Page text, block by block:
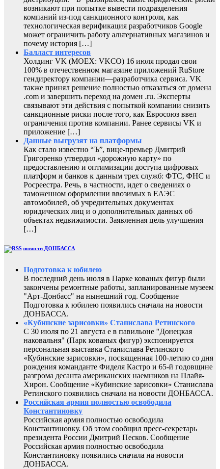
возникают при попытке вывести подразделения
компаний из-под санкционного контроля, как
технологическая верификация разработчиков Google
может ограничить работу альтернативных магазинов и
почему история […]
Балласт интересов
Холдинг VK (MOEX: VKCO) 16 июля продал свои
100% в отечественном магазине приложений RuStore
гендиректору компании—разработчика сервиса. VK
также принял решение полностью отказаться от домена
.com и завершить переход на домен .ru. Эксперты
связывают эти действия с попыткой компании снизить
санкционные риски после того, как Евросоюз ввел
ограничения против компании. Ранее сервисы VK и
приложение […]
Данные выгрузят на платформы
Как стало известно “Ъ”, вице-премьер Дмитрий
Григоренко утвердил «дорожную карту» по
предоставлению и оптимизации доступа цифровых
платформ и банков к данным трех служб: ФТС, ФНС и
Росреестра. Речь, в частности, идет о сведениях о
таможенном оформлении ввозимых в ЕАЭС
автомобилей, об учредительных документах
юридических лиц и о дополнительных данных об
объектах недвижимости. Заявленная цель улучшения
[…]
новости ДОНБАССА
Подготовка к юбилею
В последний день июля в Парке кованых фигур были
закончены ремонтные работы, запланированные музеем
"Арт-Донбасс" на нынешний год. Сообщение
Подготовка к юбилею появились сначала на новости
ДОНБАССА.
«Кубинские зарисовки» Станислава Ретинского
С 30 июля по 21 августа е в павильоне "Донецкая
наковальня" (Парк кованых фигур) экспонируется
персональная выставка Станислава Ретинского
«Кубинские зарисовки», посвященная 100-летию со дня
рождения команданте Фиделя Кастро и 65-й годовщине
разгрома десанта американских наемников на Плайя-
Хирон. Сообщение «Кубинские зарисовки» Станислава
Ретинского появились сначала на новости ДОНБАССА.
Российская армия полностью освободила
Константиновку
Российская армия полностью освободила
Константиновку. Об этом сообщил пресс-секретарь
президента России Дмитрий Песков. Сообщение
Российская армия полностью освободила
Константиновку появились сначала на новости
ДОНБАССА.